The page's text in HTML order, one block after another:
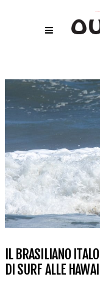
IL BRASILIANO
DI SURF ALLE